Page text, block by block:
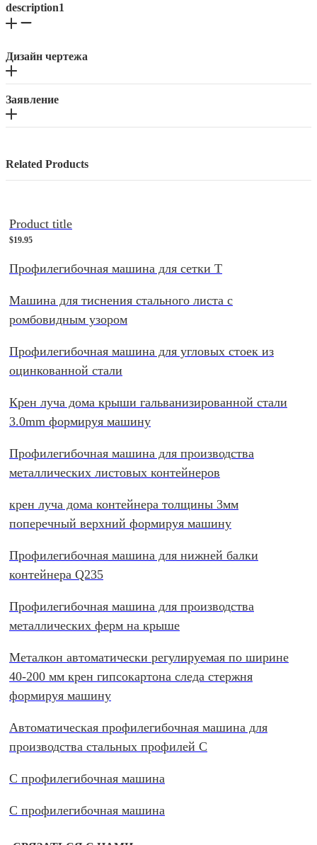
description1
Дизайн чертежа
Заявление
Related Products
Product title
$19.95
Профилегибочная машина для сетки T
Машина для тиснения стального листа с
ромбовидным узором
Профилегибочная машина для угловых стоек из
оцинкованной стали
Крен луча дома крыши гальванизированной стали
3.0mm формируя машину
Профилегибочная машина для производства
металлических листовых контейнеров
крен луча дома контейнера толщины 3мм
поперечный верхний формируя машину
Профилегибочная машина для нижней балки
контейнера Q235
Профилегибочная машина для производства
металлических ферм на крыше
Металкон автоматически регулируемая по ширине
40-200 мм крен гипсокартона следа стержня
формируя машину
Автоматическая профилегибочная машина для
производства стальных профилей C
C профилегибочная машина
C профилегибочная машина